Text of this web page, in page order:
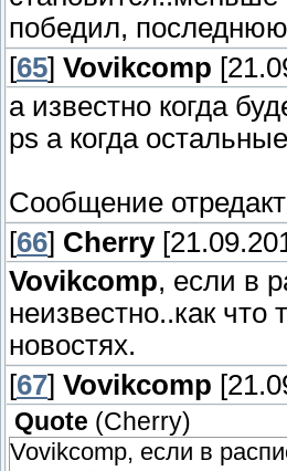
победил,
[65] Vovikcomp
а известно когда
ps а когда
Сообщение
[66] Cherry
Vovikcomp, если в
неизвестно..как что
новостях.
[67] Vovikcomp
Quote (Cherry)
Vovikcomp, если в